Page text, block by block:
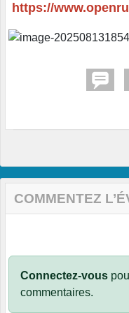
https://
COMMENTEZ
Connectez-vous
commentaires.